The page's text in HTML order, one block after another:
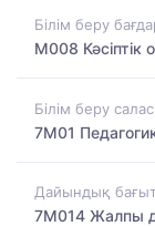
Білім беру
M008 Кәсіптік
Білім беру
7M01
Дайындық
7M014 Жалпы